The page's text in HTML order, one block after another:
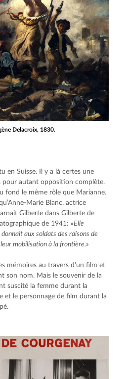
Delacroix, 1830.
en Suisse. Il y a là certes une
pour autant opposition complète.
fond le même rôle que Marianne.
Marie Blanc, actrice
Gilberte dans Gilberte de
de 1941: «Elle
aux soldats des raisons de
mobilisation à la frontière.»
mémoires au travers d’un film et
son nom. Mais le souvenir de la
suscité la femme durant la
et le personnage de film durant la